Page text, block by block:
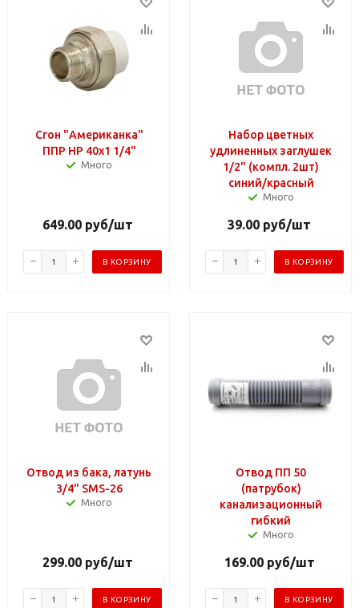
Сгон "Американка"
ППР НР 40х1 1/4"
Много
649.00руб/шт
В КОРЗИНУ
Набор цветных
удлиненных заглушек
1/2" (компл. 2шт)
синий/красный
Много
39.00 руб/шт
В КОРЗИНУ
Отвод из бака, латунь
3/4" SMS-26
Много
299.00руб/шт
В КОРЗИНУ
Отвод ПП 50
(патрубок)
канализационный
гибкий
Много
169.00руб/шт
В КОРЗИНУ